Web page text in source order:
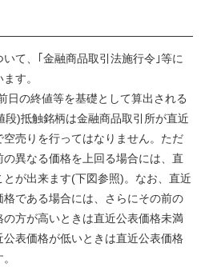
て、｢金融商品取引法施行令｣等に
す。
日の終値等を基礎として算出される
)抵触銘柄は金融商品取引所が直近
売りを行ってはなりません。ただ
異なる価格を上回る場合には、直
が出来ます(下図参照)。なお、直近
である場合には、さらにその前の
方が高いときは直近公表価格未満
表価格が低いときは直近公表価格